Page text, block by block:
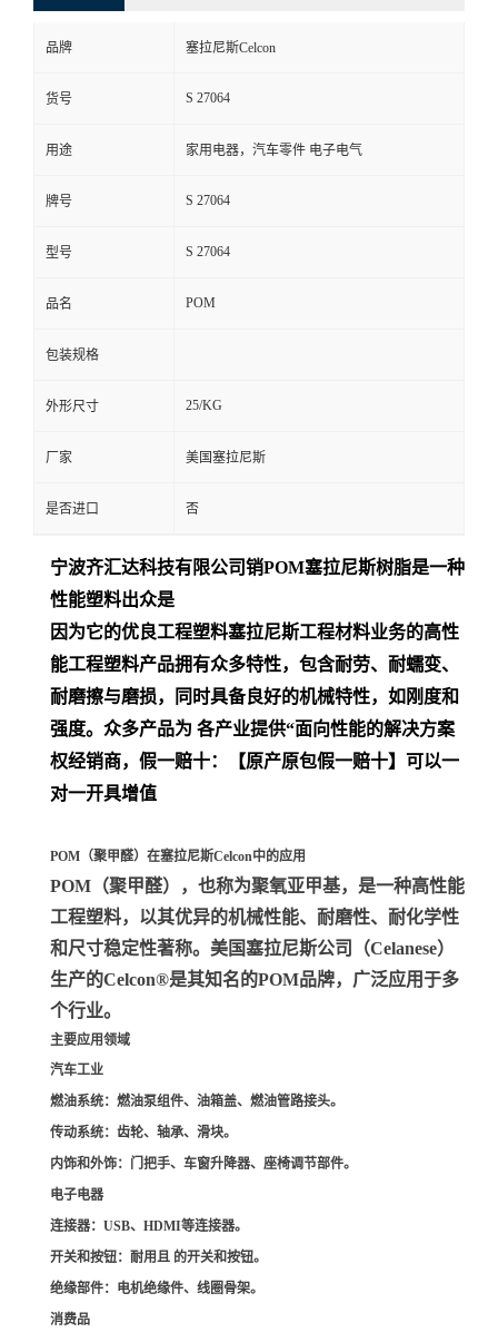
品牌 塞拉尼斯Celcon
货号 S 27064
用途 家用电器，汽车零件 电子电气
牌号 S 27064
型号 S 27064
品名 POM
包装规格
外形尺寸 25/KG
厂家 美国塞拉尼斯
是否进口 否
宁波齐汇达科技有限公司销POM塞拉尼斯树脂是一种
性能塑料出众是
因为它的优良工程塑料塞拉尼斯工程材料业务的高性
能工程塑料产品拥有众多特性，包含耐劳、耐蠕变、
耐磨擦与磨损，同时具备良好的机械特性，如刚度和
强度。众多产品为 各产业提供“面向性能的解决方案
权经销商，假一赔十：【原产原包假一赔十】可以一
对一开具增值
POM（聚甲醛）在塞拉尼斯Celcon中的应用
POM（聚甲醛）
，也称为聚氧亚甲基，是一种高性能
工程塑料，以其优异的机械性能、耐磨性、耐化学性
和尺寸稳定性著称。美国塞拉尼斯公司（Celanese）
生产的Celcon®是其知名的POM品牌，广泛应用于多
个行业。
主要应用领域
汽车工业
燃油系统：燃油泵组件、油箱盖、燃油管路接头。
传动系统：齿轮、轴承、滑块。
内饰和外饰：门把手、车窗升降器、座椅调节部件。
电子电器
连接器：USB、HDMI等连接器。
开关和按钮：耐用且 的开关和按钮。
绝缘部件：电机绝缘件、线圈骨架。
消费品